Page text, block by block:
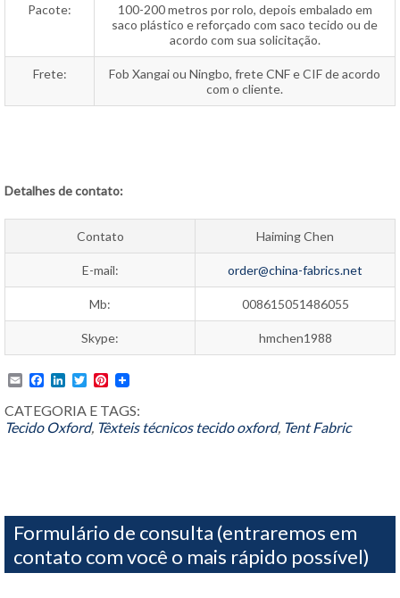
Pacote:
100-200 metros por rolo, depois embalado em
saco plástico e reforçado com saco tecido ou de
acordo com sua solicitação.
Frete:
Fob Xangai ou Ningbo, frete CNF e CIF de acordo
com o cliente.
Detalhes de contato:
Contato Haiming Chen
E-mail: order@china-fabrics.net
Mb: 008615051486055
Skype: hmchen1988
EmailFacebook
LinkedIn
TwitterPinterest
CATEGORIA E TAGS:
Tecido Oxford, Têxteis técnicos tecido oxford, Tent Fabric
Formulário de consulta (entraremos em
contato com você o mais rápido possível)